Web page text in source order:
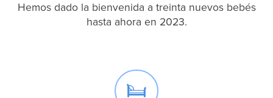
Hemos dado la bienvenida a treinta nuevos bebés
hasta ahora en 2023.
